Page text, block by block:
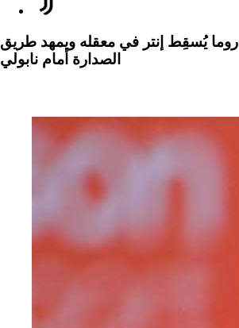
روما يُسقِط إنتر في معقله ويمهد طريق
الصدارة أمام نابولي